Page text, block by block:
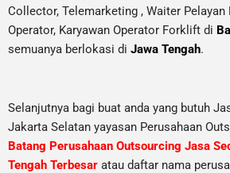
Collector, Telemarketing , Waiter Pelayan
Operator, Karyawan Operator Forklift di
semuanya berlokasi di Jawa Tengah.
Selanjutnya bagi buat anda yang butuh
Jakarta Selatan yayasan Perusahaan
Batang Perusahaan Outsourcing Jasa
Tengah Terbesar atau daftar nama